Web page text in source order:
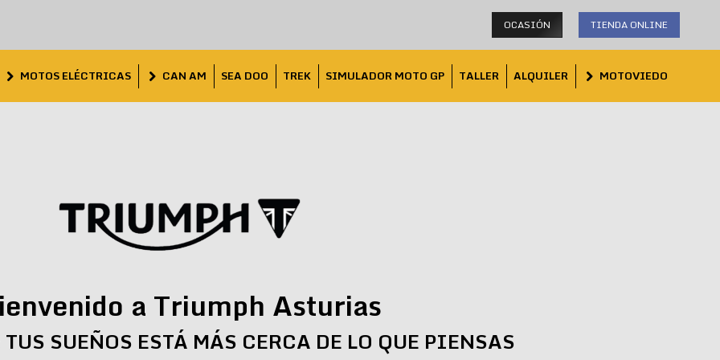
OCASIÓN TIENDA ONLINE
MOTOS ELÉCTRICAS CAN AM SEA DOO TREK SIMULADOR MOTO GP TALLER ALQUILER MOTOVIEDO
a Triumph Asturias
SUEÑOS ESTÁ MÁS CERCA DE LO QUE PIENSAS